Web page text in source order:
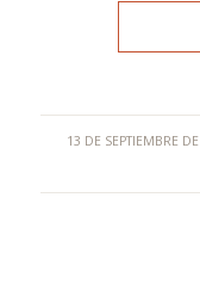
13 DE SEPTIEMBRE
/